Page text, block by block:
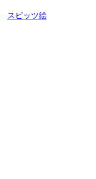
スピッツ絵